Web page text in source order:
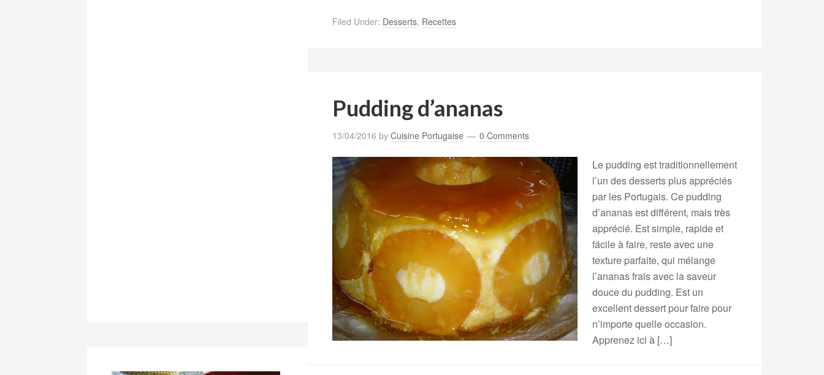
Filed Under: Desserts, Recettes
Pudding d’ananas
13/04/2016 by Cuisine Portugaise 0 Comments
Le pudding est traditionnellement
l’un des desserts plus appréciés
par les Portugais. Ce pudding
d’ananas est différent, mais très
apprécié. Est simple, rapide et
fácile à faire, reste avec une
texture parfaite, qui mélange
l’ananas frais avec la saveur
douce du pudding. Est un
excellent dessert pour faire pour
n’importe quelle occasion.
Apprenez ici à […]